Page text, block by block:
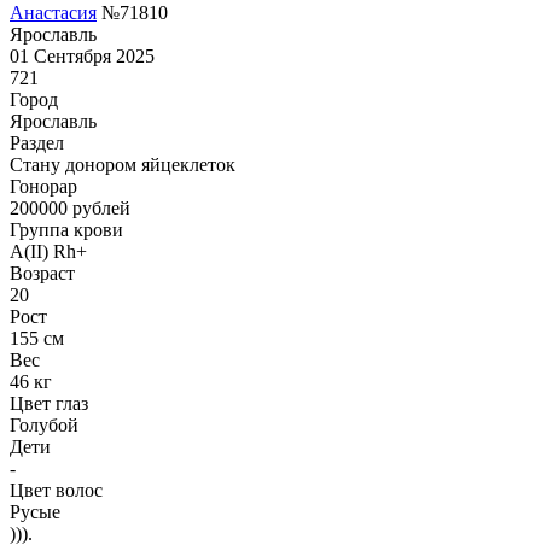
Анастасия №71810
Ярославль
01 Сентября 2025
721
Город
Ярославль
Раздел
Стану донором яйцеклеток
Гонoрар
200000 рублей
Группа крови
A(II) Rh+
Возраст
20
Рост
155 см
Вес
46 кг
Цвет глаз
Голубой
Дети
-
Цвет волос
Русые
))).